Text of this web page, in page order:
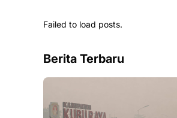
Failed to load posts.
Berita Terbaru
KALBAR